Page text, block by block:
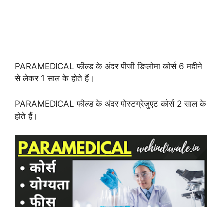
PARAMEDICAL फील्ड के अंदर पीजी डिप्लोमा कोर्स 6 महीने
से लेकर 1 साल के होते हैं।
PARAMEDICAL फील्ड के अंदर पोस्टग्रेजुएट कोर्स 2 साल के
होते हैं।